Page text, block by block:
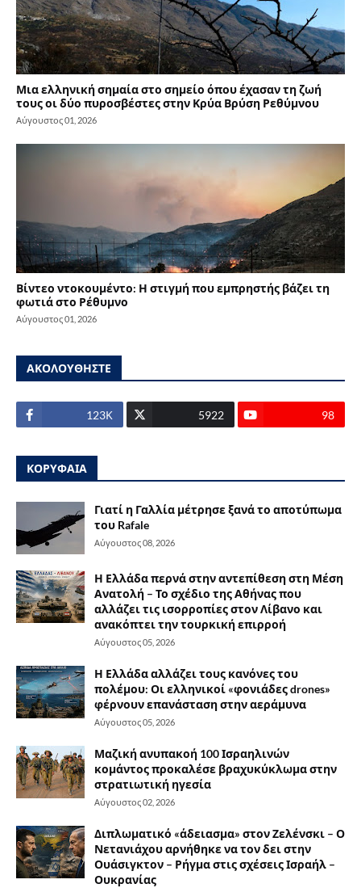
Μια ελληνική σημαία στο σημείο όπου έχασαν τη ζωή
τους οι δύο πυροσβέστες στην Κρύα Βρύση Ρεθύμνου
Αύγουστος 01, 2026
Βίντεο ντοκουμέντο: Η στιγμή που εμπρηστής βάζει τη
φωτιά στο Ρέθυμνο
Αύγουστος 01, 2026
ΑΚΟΛΟΥΘΗΣΤΕ
123Κ 5922 98
ΚΟΡΥΦΑΙΑ
Γιατί η Γαλλία μέτρησε ξανά το αποτύπωμα
του Rafale
Αύγουστος 08, 2026
Η Ελλάδα περνά στην αντεπίθεση στη Μέση
Ανατολή – Το σχέδιο της Αθήνας που
αλλάζει τις ισορροπίες στον Λίβανο και
ανακόπτει την τουρκική επιρροή
Αύγουστος 05, 2026
Η Ελλάδα αλλάζει τους κανόνες του
πολέμου: Οι ελληνικοί «φονιάδες drones»
φέρνουν επανάσταση στην αεράμυνα
Αύγουστος 05, 2026
Μαζική ανυπακοή 100 Ισραηλινών
κομάντος προκαλέσε βραχυκύκλωμα στην
στρατιωτική ηγεσία
Αύγουστος 02, 2026
Διπλωματικό «άδειασμα» στον Ζελένσκι – Ο
Νετανιάχου αρνήθηκε να τον δει στην
Ουάσιγκτον – Ρήγμα στις σχέσεις Ισραήλ –
Ουκρανίας